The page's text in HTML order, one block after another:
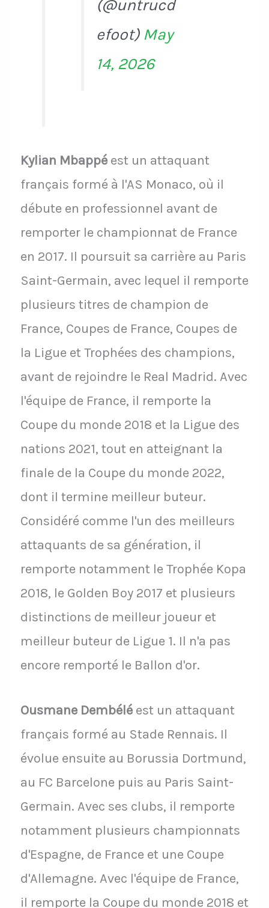
(@untrucd
efoot) May
14, 2026
Kylian Mbappéest un attaquant
français formé à l'AS Monaco, où il
débute en professionnel avant de
remporter le championnat de France
en 2017. Il poursuit sa carrière au Paris
Saint-Germain, avec lequel il remporte
plusieurs titres de champion de
France, Coupes de France, Coupes de
la Ligue et Trophées des champions,
avant de rejoindre le Real Madrid. Avec
l'équipe de France, il remporte la
Coupe du monde 2018 et la Ligue des
nations 2021, tout en atteignant la
finale de la Coupe du monde 2022,
dont il termine meilleur buteur.
Considéré comme l'un des meilleurs
attaquants de sa génération, il
remporte notamment le Trophée Kopa
2018, le Golden Boy 2017 et plusieurs
distinctions de meilleur joueur et
meilleur buteur de Ligue 1. Il n'a pas
encore remporté le Ballon d'or.
Ousmane Dembéléest un attaquant
français formé au Stade Rennais. Il
évolue ensuite au Borussia Dortmund,
au FC Barcelone puis au Paris Saint-
Germain. Avec ses clubs, il remporte
notamment plusieurs championnats
d'Espagne, de France et une Coupe
d'Allemagne. Avec l'équipe de France,
il remporte la Coupe du monde 2018 et